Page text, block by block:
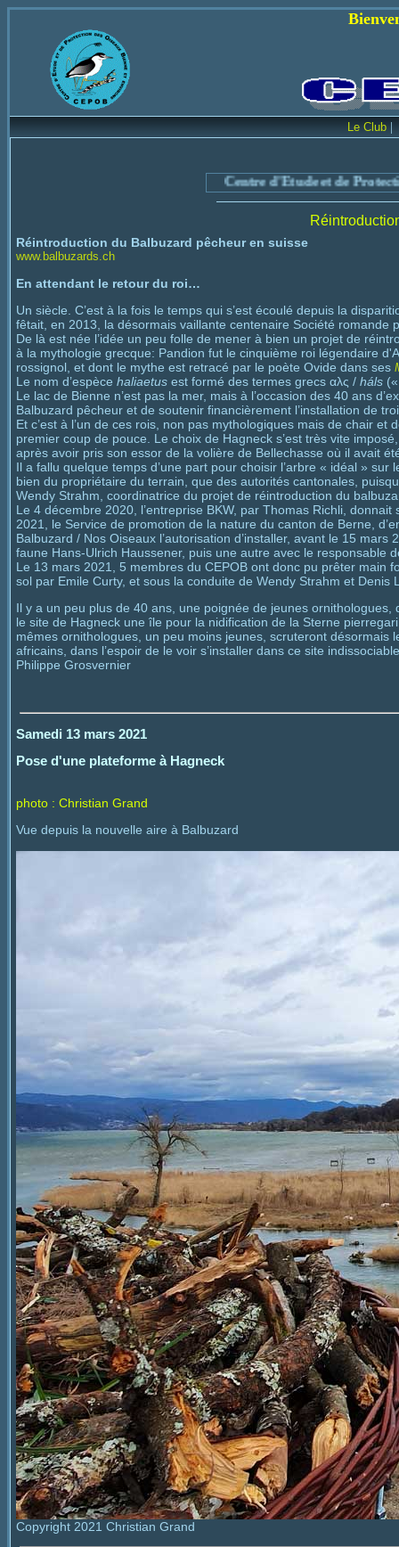
Bienvenue sur le
Le Club|
Centre d'Etude et de
Réintroduction du Balbuzard pêcheur en suisse
www.balbuzards.ch
En attendant le retour du roi…
Un siècle. C’est à la fois le temps qui s’est écoulé depuis la
fêtait, en 2013, la désormais vaillante centenaire Société romande
De là est née l’idée un peu folle de mener à bien un projet de
à la mythologie grecque: Pandion fut le cinquième roi légendaire
rossignol, et dont le mythe est retracé par le poète Ovide dans ses
Le nom d’espèce haliaetus est formé des termes grecs αλς / háls
Le lac de Bienne n’est pas la mer, mais à l’occasion des 40 ans
Balbuzard pêcheur et de soutenir financièrement l’installation de
Et c’est à l’un de ces rois, non pas mythologiques mais de chair
premier coup de pouce. Le choix de Hagneck s’est très vite
après avoir pris son essor de la volière de Bellechasse où il avait
Il a fallu quelque temps d’une part pour choisir l’arbre « idéal »
bien du propriétaire du terrain, que des autorités cantonales,
Wendy Strahm, coordinatrice du projet de réintroduction du
Le 4 décembre 2020, l’entreprise BKW, par Thomas Richli,
2021, le Service de promotion de la nature du canton de Berne,
Balbuzard / Nos Oiseaux l’autorisation d’installer, avant le 15
faune Hans-Ulrich Haussener, puis une autre avec le responsable
Le 13 mars 2021, 5 membres du CEPOB ont donc pu prêter main
sol par Emile Curty, et sous la conduite de Wendy Strahm et
Il y a un peu plus de 40 ans, une poignée de jeunes
le site de Hagneck une île pour la nidification de la Sterne
mêmes ornithologues, un peu moins jeunes, scruteront désormais
africains, dans l’espoir de le voir s’installer dans ce site
Philippe Grosvernier
Samedi 13 mars 2021
Pose d'une plateforme à Hagneck
photo : Christian Grand
Vue depuis la nouvelle aire à Balbuzard
Copyright 2021 Christian Grand